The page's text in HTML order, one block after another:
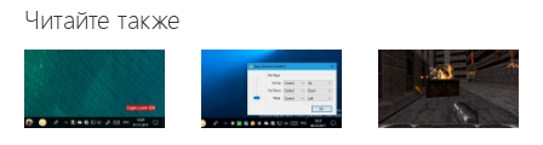
Читайте также